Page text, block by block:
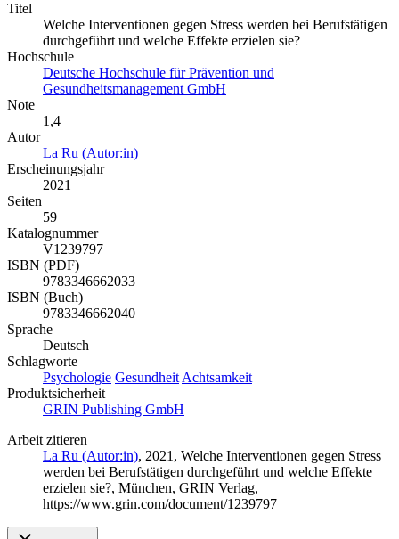
Titel
Welche Interventionen gegen Stress werden bei Berufstätigen
durchgeführt und welche Effekte erzielen sie?
Hochschule
Deutsche Hochschule für Prävention und
Gesundheitsmanagement GmbH
Note
1,4
Autor
La Ru (Autor:in)
Erscheinungsjahr
2021
Seiten
59
Katalognummer
V1239797
ISBN (PDF)
9783346662033
ISBN (Buch)
9783346662040
Sprache
Deutsch
Schlagworte
Psychologie Gesundheit Achtsamkeit
Produktsicherheit
GRIN Publishing GmbH
Arbeit zitieren
La Ru (Autor:in), 2021, Welche Interventionen gegen Stress
werden bei Berufstätigen durchgeführt und welche Effekte
erzielen sie?, München, GRIN Verlag,
https://www.grin.com/document/1239797